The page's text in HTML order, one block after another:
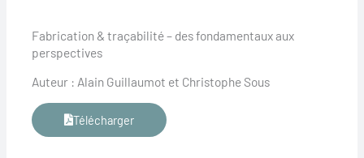
Fabrication & traçabilité – des fondamentaux aux
perspectives
Auteur : Alain Guillaumot et Christophe Sous
Télécharger